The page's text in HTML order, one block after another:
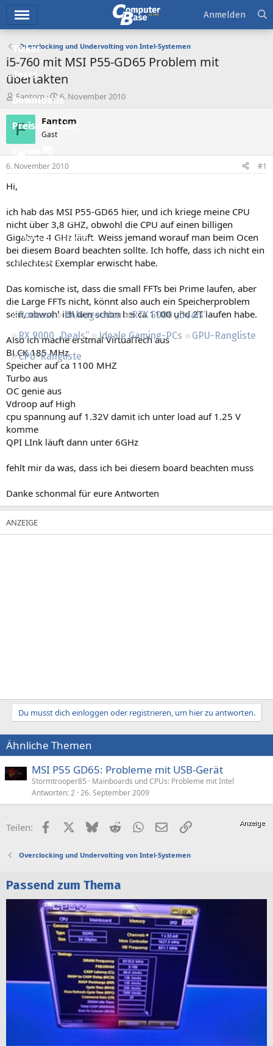
Ticker
Tests
Downloads
Preisvergleich
Forum
Aktuelles
Neue Beiträge
Neueste Aktivitäten
Leserartikel
Podcast RAMageddon
RTX 5000 „Deals“
RX 9000 „Deals“
Ideale Gaming-PCs
GPU-Rangliste
CPU-Rangliste
Anmelden
Overclocking und Undervolting von Intel-Systemen
i5-760 mit MSI P55-GD65 Problem mit
übertakten
E
r
s
t
l
e
Fantom
E
r
s
l
t
6. November 2010
F Fantom
Gast
6. November 2010 #1
Hi,
ich hab das MSI P55-GD65 hier, und ich kriege meine CPU
nicht über 3,8 GHZ, obwohl die CPU auf einen billigen
Gigabyte 4 GHz läuft. Weiss jemand worauf man beim Ocen
bei diesem Board beachten sollte. Ich hoffe, dass ich nicht ein
schlechtest Exemplar erwischt habe.
Das komische ist, dass die small FFTs bei Prime laufen, aber
die Large FFTs nicht, könnt also auch ein Speicherproblem
sein, obwohl ich den schon bei ca 1100 und 2T laufen habe.
Also ich mache erstmal VirtualTech aus
BLCK 185 MHz
Speicher auf ca 1100 MHZ
Turbo aus
OC genie aus
Vdroop auf High
cpu spannung auf 1.32V damit ich unter load auf 1.25 V
komme
QPI LInk läuft dann unter 6GHz
fehlt mir da was, dass ich bei diesem board beachten muss
Danke schonmal für eure Antworten
Du musst dich einloggen oder registrieren, um hier zu antworten.
Ähnliche Themen
MSI P55 GD65: Probleme mit USB-Gerät
Stormtrooper85
Mainboards und CPUs: Probleme mit Intel
Antworten 2 26. September 2009
Teilen: FacebookX (Twitter)
BlueskyRedditWhatsApp
E-MailLink
Overclocking und Undervolting von Intel-Systemen
Passend zum Thema